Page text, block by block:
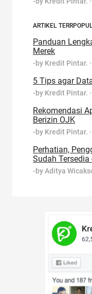
ARTIKEL
Panduan
Merek
-by Kredit Pintar. ·
5 Tips agar
-by Kredit Pintar. ·
Rekomendasi
Berizin OJK
-by Kredit Pintar. ·
Perhatian,
Sudah Tersedia
-byAditya